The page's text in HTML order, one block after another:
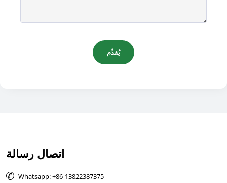
يُقدِّم
اتصال رسالة
 Whatsapp: +86-13822387375